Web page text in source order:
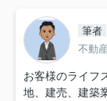
筆者
不動
お客様のライフ
地、建売、建築